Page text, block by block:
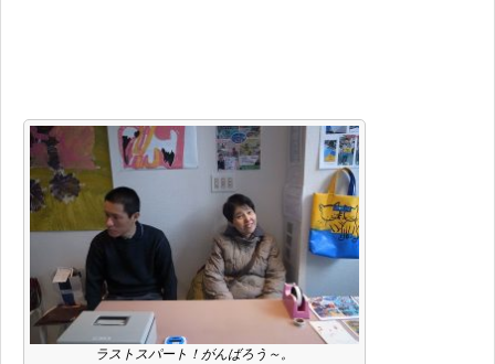
ラストスパート！がんばろう～。